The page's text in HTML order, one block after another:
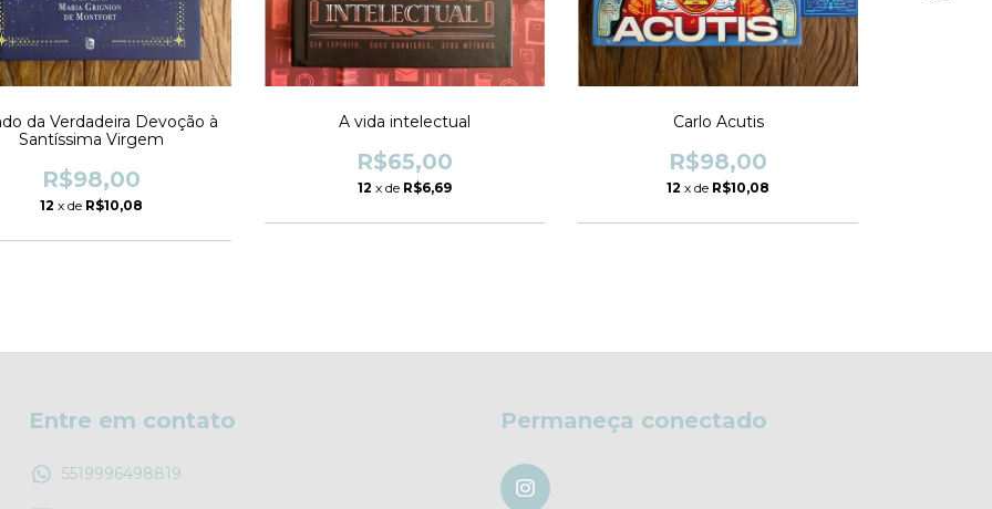
da Verdadeira Devoção à
Santíssima Virgem
R$98,00
12 x de R$10,08
A vida intelectual
R$65,00
12 x de R$6,69
Carlo Acutis
R$98,00
12 x de R$10,08
Entre em contato
5519996498819
Permaneça conectado